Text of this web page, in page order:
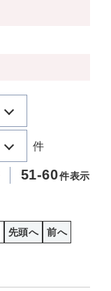
件
51-60件表示
先頭へ 前へ